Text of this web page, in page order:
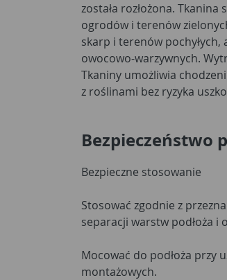
została rozłożona.
ogrodów i terenów
skarp i terenów pochyłych,
owocowo-warzywnych.
Tkaniny umożliwia
z roślinami bez ryzyka
Tkanina w sposób
powietrze. W przypadku
stosowanie systemów
kratkę ułatwiającą
Bezpieczeństwo
Bezpieczne stosowanie
Stosować zgodnie z
separacji warstw podłoża i
Mocować do podłoża przy
montażowych.